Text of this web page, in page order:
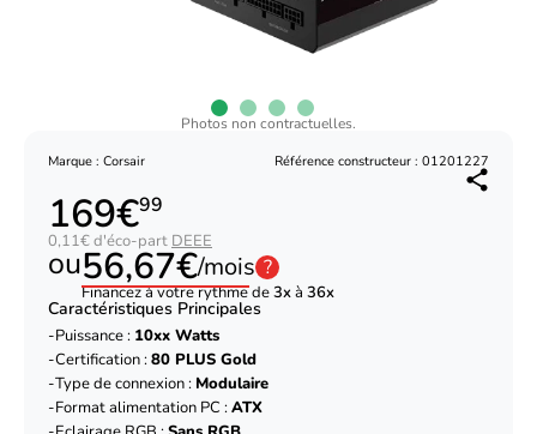
Photos non contractuelles.
Marque : Corsair Référence constructeur : 01201227
169€99
0,11€ d'éco-part DEEE
ou56,67€/mois ?
Financez à votre rythme de3xà 36x
Caractéristiques Principales
Puissance : 10xx Watts
Certification :80 PLUS Gold
Type de connexion : Modulaire
Format alimentation PC :ATX